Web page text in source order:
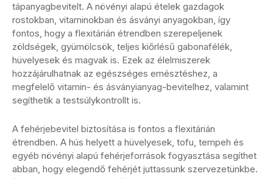
tápanyagbevitelt. A növényi alapú ételek gazdagok
rostokban, vitaminokban és ásványi anyagokban, így
fontos, hogy a flexitárián étrendben szerepeljenek
zöldségek, gyümölcsök, teljes kiőrlésű gabonafélék,
hüvelyesek és magvak is. Ezek az élelmiszerek
hozzájárulhatnak az egészséges emésztéshez, a
megfelelő vitamin- és ásványianyag-bevitelhez, valamint
segíthetik a testsúlykontrollt is.
A fehérjebevitel biztosítása is fontos a flexitárián
étrendben. A hús helyett a hüvelyesek, tofu, tempeh és
egyéb növényi alapú fehérjeforrások fogyasztása segíthet
abban, hogy elegendő fehérjét juttassunk szervezetünkbe.